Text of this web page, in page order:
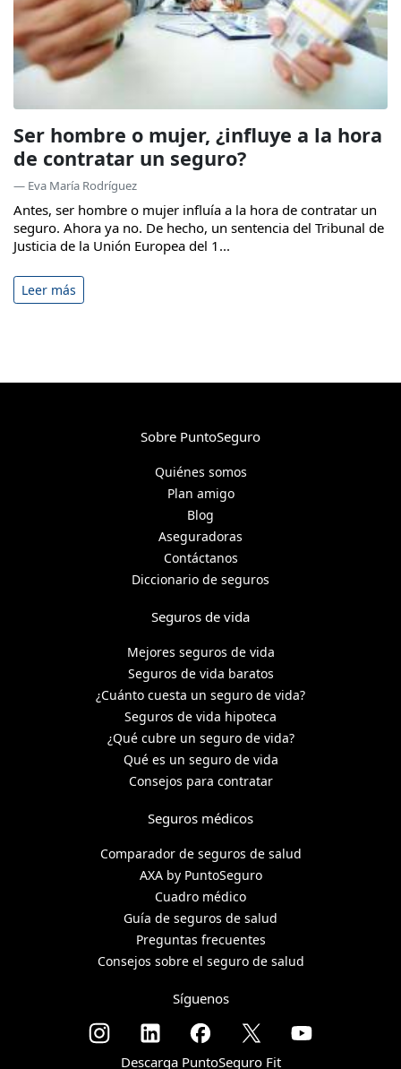
Ser hombre o mujer, ¿influye a la hora
de contratar un seguro?
— Eva María Rodríguez
Antes, ser hombre o mujer influía a la hora de contratar un
seguro. Ahora ya no. De hecho, un sentencia del Tribunal de
Justicia de la Unión Europea del 1...
Leer más
Sobre PuntoSeguro
Quiénes somos
Plan amigo
Blog
Aseguradoras
Contáctanos
Diccionario de seguros
Seguros de vida
Mejores seguros de vida
Seguros de vida baratos
¿Cuánto cuesta un seguro de vida?
Seguros de vida hipoteca
¿Qué cubre un seguro de vida?
Qué es un seguro de vida
Consejos para contratar
Seguros médicos
Comparador de seguros de salud
AXA by PuntoSeguro
Cuadro médico
Guía de seguros de salud
Preguntas frecuentes
Consejos sobre el seguro de salud
Síguenos
Descarga PuntoSeguro Fit